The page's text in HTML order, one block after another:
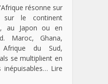
résonne sur
le continent
au Japon ou en
Maroc, Ghana,
Afrique du Sud,
se multiplient en
inépuisables… Lire